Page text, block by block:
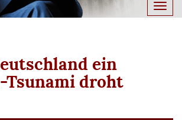
ein
Tsunami droht